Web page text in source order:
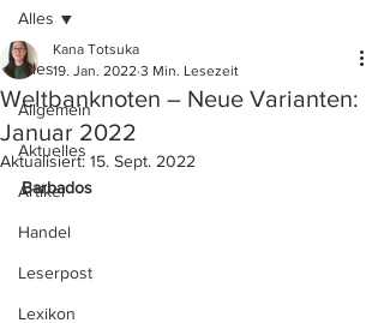
Alles
Allgemein
Aktuelles
Artikel
Handel
Leserpost
Lexikon
Alles
Weltbanknoten – Neue Varianten:
Januar 2022
Kana Totsuka
19. Jan. 2022 3 Min. Lesezeit
Aktualisiert: 15. Sept. 2022
Barbados